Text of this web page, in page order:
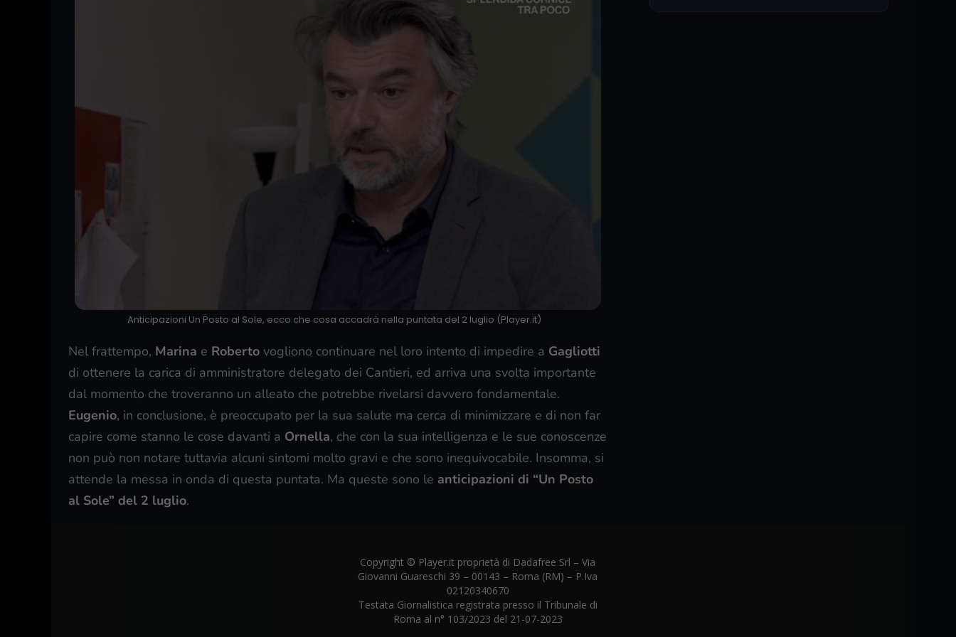
Anticipazioni Un Posto al Sole, ecco che cosa accadrà nella puntata del 2 luglio (Player.it)
Nel frattempo, Marina e Roberto vogliono continuare nel loro intento di impedire a Gagliotti
di ottenere la carica di amministratore delegato dei Cantieri, ed arriva una svolta importante
dal momento che troveranno un alleato che potrebbe rivelarsi davvero fondamentale.
Eugenio, in conclusione, è preoccupato per la sua salute ma cerca di minimizzare e di non far
capire come stanno le cose davanti a Ornella, che con la sua intelligenza e le sue conoscenze
non può non notare tuttavia alcuni sintomi molto gravi e che sono inequivocabile. Insomma, si
attende la messa in onda di questa puntata. Ma queste sono le anticipazioni di “Un Posto
al Sole” del 2 luglio.
Copyright © Player.it proprietà di Dadafree Srl – Via
Giovanni Guareschi 39 – 00143 – Roma (RM) – P.Iva
02120340670
Testata Giornalistica registrata presso il Tribunale di
Roma al n° 103/2023 del 21-07-2023